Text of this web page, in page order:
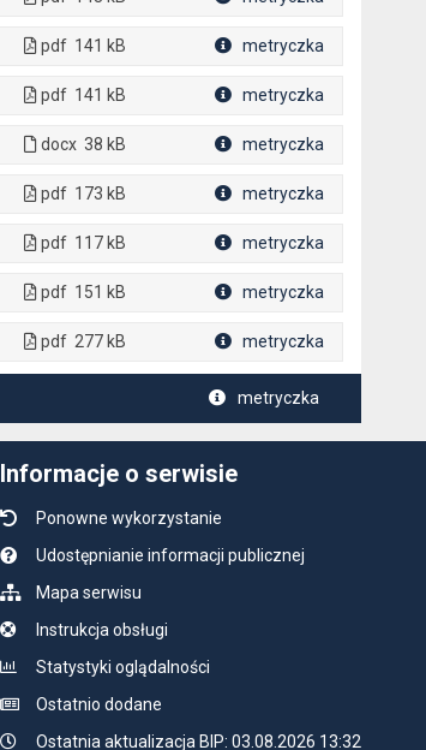
pdf 141 kB metryczka
pdf 141 kB metryczka
docx 38 kB metryczka
pdf 173 kB metryczka
pdf 117 kB metryczka
pdf 151 kB metryczka
pdf 277 kB metryczka
metryczka
Informacje o serwisie
Ponowne wykorzystanie
Udostępnianie informacji publicznej
Mapa serwisu
Instrukcja obsługi
Statystyki oglądalności
Ostatnio dodane
Ostatnia aktualizacja BIP: 03.08.2026 13:32